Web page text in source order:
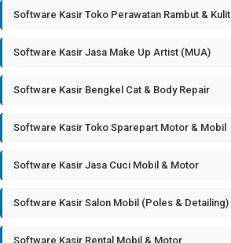
Software Kasir Toko Perawatan Rambut & Kulit
Software Kasir Jasa Make Up Artist (MUA)
Software Kasir Bengkel Cat & Body Repair
Software Kasir Toko Sparepart Motor & Mobil
Software Kasir Jasa Cuci Mobil & Motor
Software Kasir Salon Mobil (Poles & Detailing)
Software Kasir Rental Mobil & Motor